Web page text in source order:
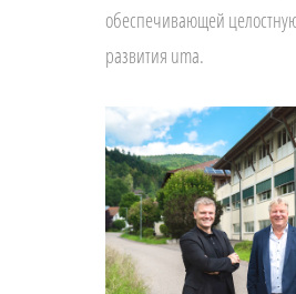
обеспечивающей
развития uma.